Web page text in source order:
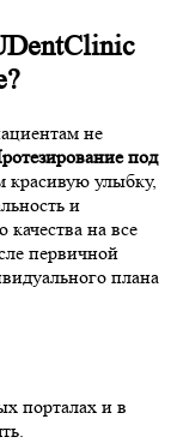
не
под
улыбку,
и
на все
первичной
плана
порталах и в